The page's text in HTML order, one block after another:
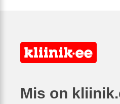
Mis on